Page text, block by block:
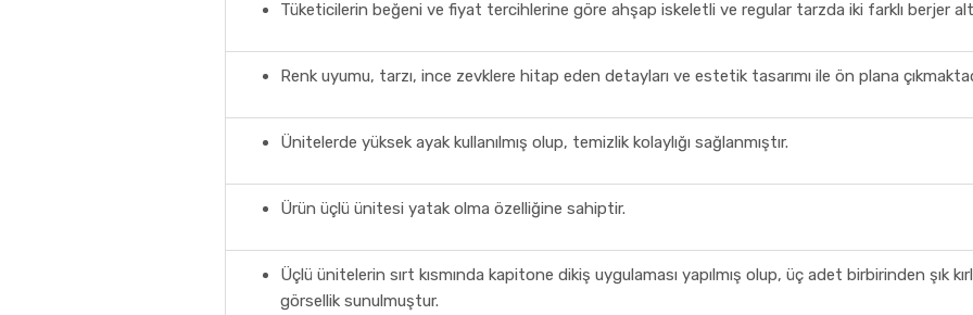
Tüketicilerin beğeni ve fiyat tercihlerine göre ahşap iskeletli ve regular tarzda iki farklı berjer
Renk uyumu, tarzı, ince zevklere hitap eden detayları ve estetik tasarımı ile ön plana
Ünitelerde yüksek ayak kullanılmış olup, temizlik kolaylığı sağlanmıştır.
Ürün üçlü ünitesi yatak olma özelliğine sahiptir.
Üçlü ünitelerin sırt kısmında kapitone dikiş uygulaması yapılmış olup, üç adet birbirinden şık
görsellik sunulmuştur.